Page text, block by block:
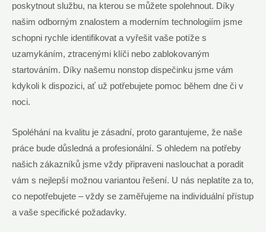
poskytnout službu, na kterou se můžete spolehnout. Díky
našim odborným znalostem a moderním technologiím jsme
schopni rychle identifikovat a vyřešit vaše potíže s
uzamykáním, ztracenými klíči nebo zablokovaným
startováním. Díky našemu nonstop dispečinku jsme vám
kdykoli k dispozici, ať už potřebujete pomoc během dne či v
noci.
Spoléhání na kvalitu je zásadní, proto garantujeme, že naše
práce bude důsledná a profesionální. S ohledem na potřeby
našich zákazníků jsme vždy připraveni naslouchat a poradit
vám s nejlepší možnou variantou řešení. U nás neplatíte za to,
co nepotřebujete – vždy se zaměřujeme na individuální přístup
a vaše specifické požadavky.